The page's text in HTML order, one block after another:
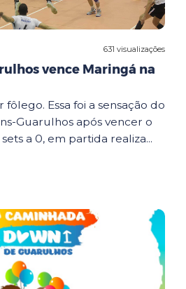
631 visualizações
vence Maringá na
Essa foi a sensação do
Guarulhos após vencer o
a 0, em partida realiza...